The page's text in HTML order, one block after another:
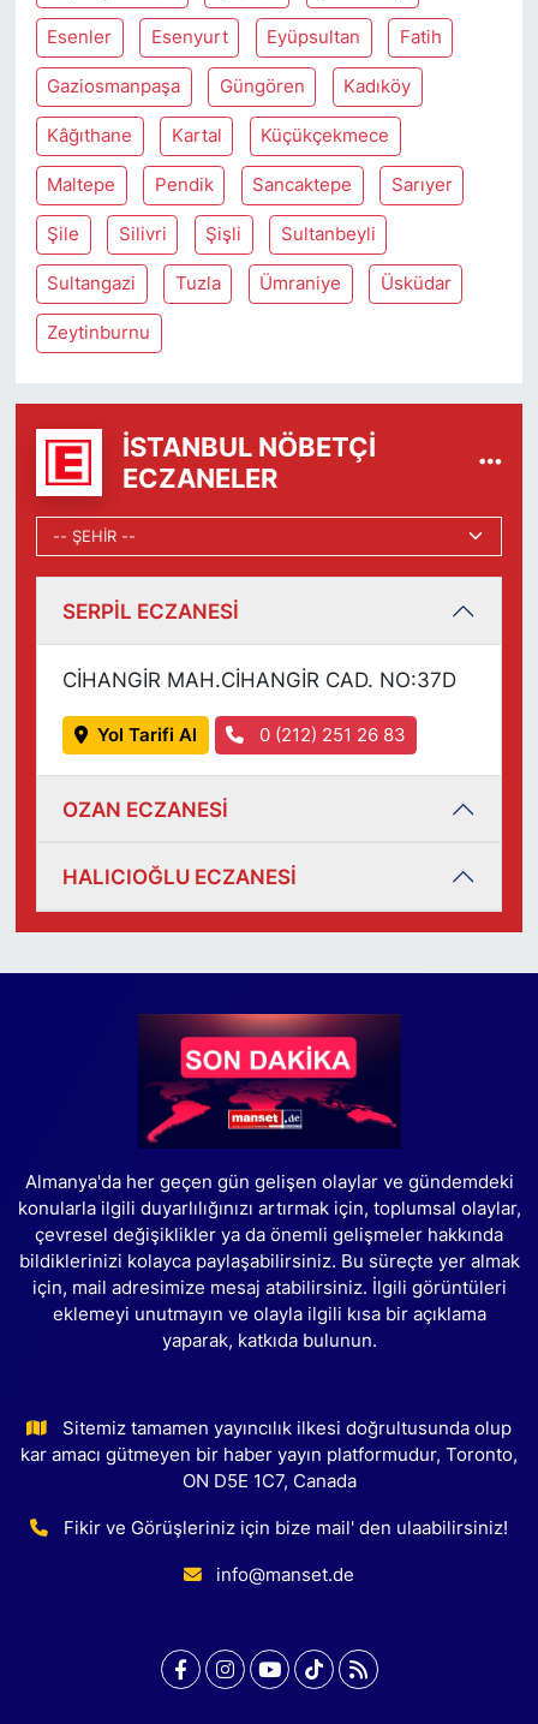
Esenler Esenyurt Eyüpsultan Fatih
Gaziosmanpaşa Güngören Kadıköy
Kâğıthane Kartal Küçükçekmece
Maltepe Pendik Sancaktepe Sarıyer
Şile Silivri Şişli Sultanbeyli
Sultangazi Tuzla Ümraniye Üsküdar
Zeytinburnu
İSTANBUL NÖBETÇI
ECZANELER
SERPİL ECZANESİ
CİHANGİR MAH.CİHANGİR CAD. NO:37D
Yol Tarifi Al 0 (212) 251 26 83
OZAN ECZANESİ
HALICIOĞLU ECZANESİ
Almanya'da her geçen gün gelişen olaylar ve gündemdeki
konularla ilgili duyarlılığınızı artırmak için, toplumsal olaylar,
çevresel değişiklikler ya da önemli gelişmeler hakkında
bildiklerinizi kolayca paylaşabilirsiniz. Bu süreçte yer almak
için, mail adresimize mesaj atabilirsiniz. İlgili görüntüleri
eklemeyi unutmayın ve olayla ilgili kısa bir açıklama
yaparak, katkıda bulunun.
Sitemiz tamamen yayıncılık ilkesi doğrultusunda olup
kar amacı gütmeyen bir haber yayın platformudur, Toronto,
ON D5E 1C7, Canada
Fikir ve Görüşleriniz için bize mail' den ulaabilirsiniz!
info@manset.de